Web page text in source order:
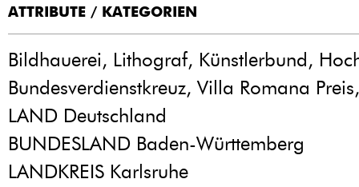
ATTRIBUTE / KATEGORIEN
Bildhauerei, Lithograf, Künstlerbund,
Bundesverdienstkreuz, Villa Romana
LAND Deutschland
BUNDESLAND Baden-Württemberg
LANDKREIS Karlsruhe